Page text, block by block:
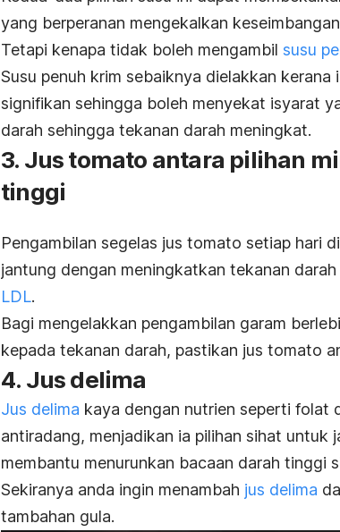
yang berperanan mengekalkan
Tetapi kenapa tidak boleh mengambil susu
Susu penuh krim sebaiknya dielakkan kerana
signifikan sehingga boleh menyekat isyarat
darah sehingga tekanan darah meningkat.
3. Jus tomato antara pilihan
tinggi
Pengambilan segelas jus tomato setiap hari
jantung dengan meningkatkan tekanan
LDL.
Bagi mengelakkan pengambilan garam
kepada tekanan darah, pastikan jus tomato
4. Jus delima
Jus delima kaya dengan nutrien seperti folat
antiradang, menjadikan ia pilihan sihat untuk
membantu menurunkan bacaan darah tinggi
Sekiranya anda ingin menambah jus delima
tambahan gula.